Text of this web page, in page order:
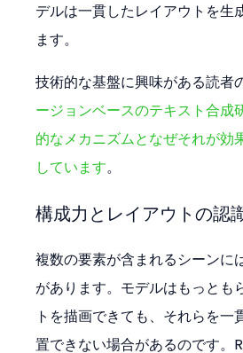
デルは一貫したレイアウトを生
ます。
技術的な基盤に興味がある読者
ージョンベースのテキスト合成
的なメカニズムとなぜそれが効
しています。
構成力とレイアウトの認
複数の要素が含まれるシーンに
があります。モデルはもっとも
トを描画できても、それらを一
置できない場合があるのです